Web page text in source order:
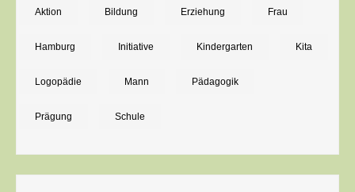
Mann!
Aktion Bildung Erziehung Frau
Hamburg Initiative Kindergarten Kita
Logopädie Mann Pädagogik
Prägung Schule